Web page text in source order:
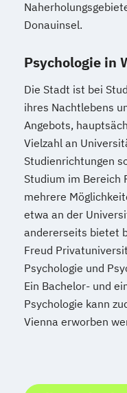
Donauinsel.
Psychologie in
Die Stadt ist bei
ihres Nachtlebens
Angebots,
Vielzahl an
Studienrichtungen
Studium im Bereich
mehrere
etwa an der
andererseits bietet
Freud
Psychologie und
Ein Bachelor- und
Psychologie kann
Vienna erworben